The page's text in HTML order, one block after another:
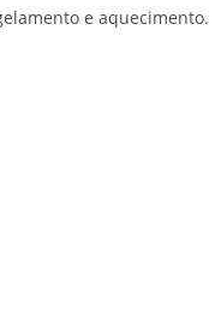
e aquecimento.